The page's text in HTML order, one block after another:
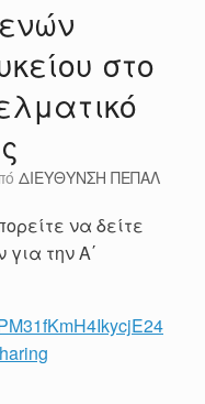
στο
ΔΙΕΥΘΥΝΣΗ ΠΕΠΑΛ
να δείτε
για την Α΄